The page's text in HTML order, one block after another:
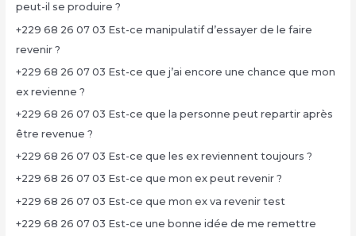
peut-il se produire ?
+229 68 26 07 03 Est-ce manipulatif d’essayer de le faire
revenir ?
+229 68 26 07 03 Est-ce que j’ai encore une chance que mon
ex revienne ?
+229 68 26 07 03 Est-ce que la personne peut repartir après
être revenue ?
+229 68 26 07 03 Est-ce que les ex reviennent toujours ?
+229 68 26 07 03 Est-ce que mon ex peut revenir ?
+229 68 26 07 03 Est-ce que mon ex va revenir test
+229 68 26 07 03 Est-ce une bonne idée de me remettre